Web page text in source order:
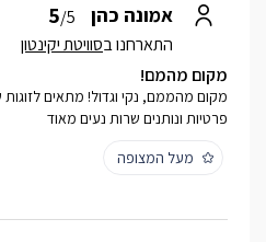
אמונה כהן 5/5
התארחנו בסוויטת יקינטון
מקום מהמם!
מקום מהממם, נקי וגדול! מתאים לזוגות
פרטיות ונותנים שרות נעים מאוד
מעל המצופה